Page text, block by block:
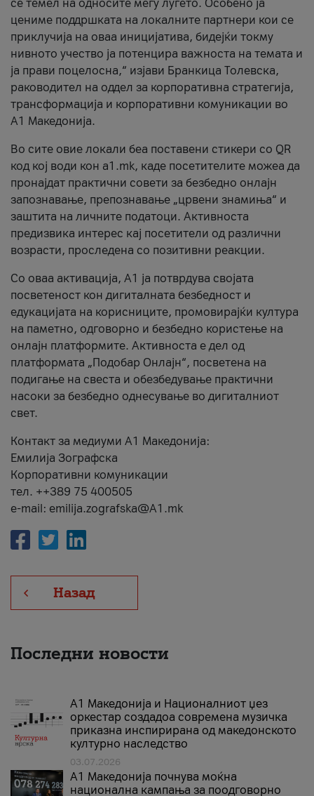
се темел на односите меѓу луѓето. Особено ја
цениме поддршката на локалните партнери кои се
приклучија на оваа иницијатива, бидејќи токму
нивното учество ја потенцира важноста на темата и
ја прави поцелосна,“ изјави Бранкица Толевска,
раководител на оддел за корпоративна стратегија,
трансформација и корпоративни комуникации во
А1 Македонија.
Во сите овие локали беа поставени стикери со QR
код кој води кон a1.mk, каде посетителите можеа да
пронајдат практични совети за безбедно онлајн
запознавање, препознавање „црвени знамиња“ и
заштита на личните податоци. Активноста
предизвика интерес кај посетители од различни
возрасти, проследена со позитивни реакции.
Со оваа активација, А1 ја потврдува својата
посветеност кон дигиталната безбедност и
едукацијата на корисниците, промовирајќи култура
на паметно, одговорно и безбедно користење на
онлајн платформите. Активноста е дел од
платформата „Подобар Онлајн“, посветена на
подигање на свеста и обезбедување практични
насоки за безбедно однесување во дигиталниот
свет.
Контакт за медиуми А1 Македонија:
Емилија Зографска
Корпоративни комуникации
тел. ++389 75 400505
e-mail: emilija.zografska@A1.mk
Назад
Последни новости
А1 Македонија и Националниот џез
оркестар создадоа современа музичка
приказна инспирирана од македонското
културно наследство
03.07.2026
A1 Македонија почнува моќна
национална кампања за поодговорно